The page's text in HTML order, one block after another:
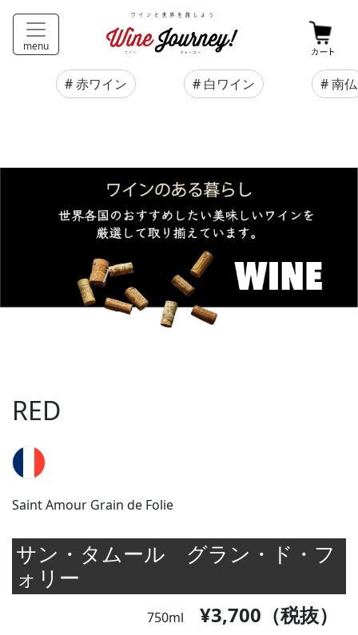
menu
#赤ワイン # 白ワイン #南仏
RED
Saint Amour Grain de Folie
サン・タムール グラン・ド・フ
ォリー
750ml ¥3,700（税抜）